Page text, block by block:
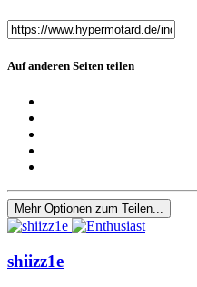
Auf anderen Seiten teilen
Mehr Optionen zum Teilen...
shiizz1e